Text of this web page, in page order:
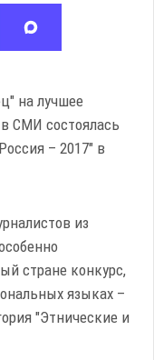
на лучшее
СМИ состоялась
– 2017" в
из
стране конкурс,
языках –
"Этнические и